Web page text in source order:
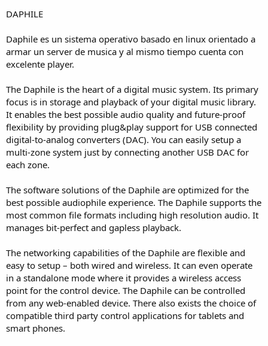
DAPHILE
Daphile es un sistema operativo basado en linux orientado a
armar un server de musica y al mismo tiempo cuenta con
excelente player.
The Daphile is the heart of a digital music system. Its primary
focus is in storage and playback of your digital music library.
It enables the best possible audio quality and future-proof
flexibility by providing plug&play support for USB connected
digital-to-analog converters (DAC). You can easily setup a
multi-zone system just by connecting another USB DAC for
each zone.
The software solutions of the Daphile are optimized for the
best possible audiophile experience. The Daphile supports the
most common file formats including high resolution audio. It
manages bit-perfect and gapless playback.
The networking capabilities of the Daphile are flexible and
easy to setup – both wired and wireless. It can even operate
in a standalone mode where it provides a wireless access
point for the control device. The Daphile can be controlled
from any web-enabled device. There also exists the choice of
compatible third party control applications for tablets and
smart phones.